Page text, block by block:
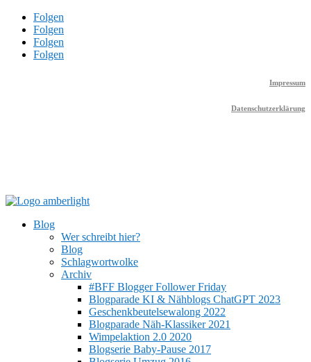
Folgen
Folgen
Folgen
Folgen
Impressum
Datenschutzerklärung
Blog
Wer schreibt hier?
Blog
Schlagwortwolke
Archiv
#BFF Blogger Follower Friday
Blogparade KI & Nähblogs ChatGPT 2023
Geschenkbeutelsewalong 2022
Blogparade Näh-Klassiker 2021
Wimpelaktion 2.0 2020
Blogserie Baby-Pause 2017